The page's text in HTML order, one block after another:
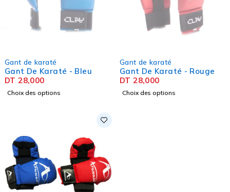
Gant de karaté
Gant De Karaté - Bleu
DT 28,000
Choix des options
Gant de karaté
Gant De Karaté - Rouge
DT 28,000
Choix des options